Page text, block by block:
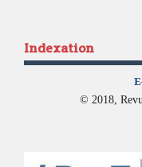
Indexation
© 2018,